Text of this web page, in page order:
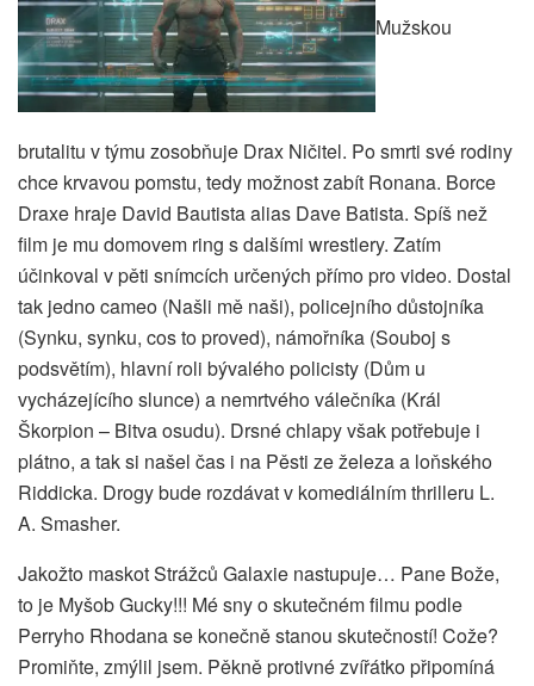
Mužskou
brutalitu v týmu zosobňuje Drax Ničitel. Po smrti své rodiny
chce krvavou pomstu, tedy možnost zabít Ronana. Borce
Draxe hraje David Bautista alias Dave Batista. Spíš než
film je mu domovem ring s dalšími wrestlery. Zatím
účinkoval v pěti snímcích určených přímo pro video. Dostal
tak jedno cameo (Našli mě naši), policejního důstojníka
(Synku, synku, cos to proved), námořníka (Souboj s
podsvětím), hlavní roli bývalého policisty (Dům u
vycházejícího slunce) a nemrtvého válečníka (Král
Škorpion – Bitva osudu). Drsné chlapy však potřebuje i
plátno, a tak si našel čas i na Pěsti ze železa a loňského
Riddicka. Drogy bude rozdávat v komediálním thrilleru L.
A. Smasher.
Jakožto maskot Strážců Galaxie nastupuje… Pane Bože,
to je Myšob Gucky!!! Mé sny o skutečném filmu podle
Perryho Rhodana se konečně stanou skutečností! Cože?
Promiňte, zmýlil jsem. Pěkně protivné zvířátko připomíná